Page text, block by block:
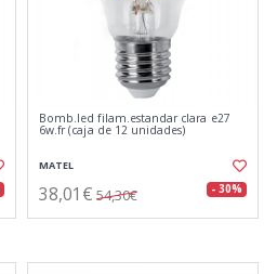
Bomb.led filam.estandar clara e27
6w.fr (caja de 12 unidades)
MATEL
38,01€ 54,30€ - 30%